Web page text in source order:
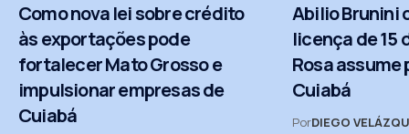
Como nova lei sobre crédito
às exportações pode
fortalecer Mato Grosso e
impulsionar empresas de
Cuiabá
Abilio Brunini
licença de 15
Rosa
Cuiabá
PorDIEGO